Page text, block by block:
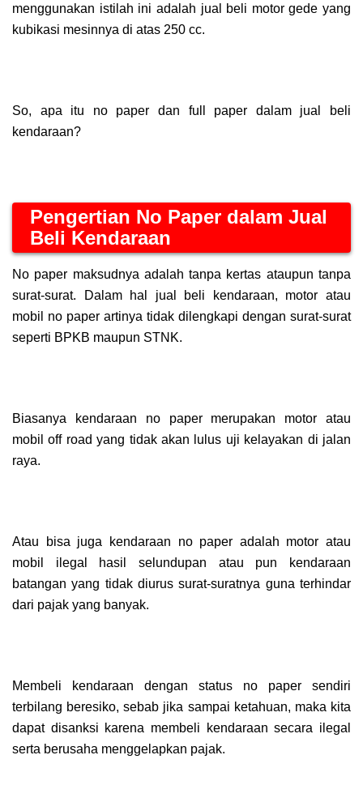
menggunakan istilah ini adalah jual beli motor gede yang
kubikasi mesinnya di atas 250 cc.
So, apa itu no paper dan full paper dalam jual beli
kendaraan?
Pengertian No Paper dalam Jual
Beli Kendaraan
No paper maksudnya adalah tanpa kertas ataupun tanpa
surat-surat. Dalam hal jual beli kendaraan, motor atau
mobil no paper artinya tidak dilengkapi dengan surat-surat
seperti BPKB maupun STNK.
Biasanya kendaraan no paper merupakan motor atau
mobil off road yang tidak akan lulus uji kelayakan di jalan
raya.
Atau bisa juga kendaraan no paper adalah motor atau
mobil ilegal hasil selundupan atau pun kendaraan
batangan yang tidak diurus surat-suratnya guna terhindar
dari pajak yang banyak.
Membeli kendaraan dengan status no paper sendiri
terbilang beresiko, sebab jika sampai ketahuan, maka kita
dapat disanksi karena membeli kendaraan secara ilegal
serta berusaha menggelapkan pajak.